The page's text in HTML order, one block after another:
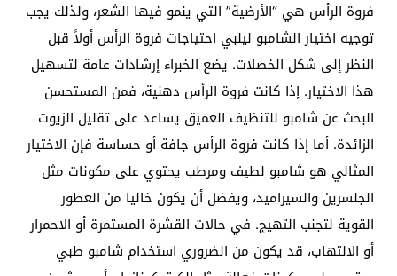
فروة الرأس هي “الأرضية” التي ينمو فيها الشعر، ولذلك يجب
توجيه اختيار الشامبو ليلبي احتياجات فروة الرأس أولاً قبل
النظر إلى شكل الخصلات. يضع الخبراء إرشادات عامة لتسهيل
هذا الاختيار. إذا كانت فروة الرأس دهنية، فمن المستحسن
البحث عن شامبو للتنظيف العميق يساعد على تقليل الزيوت
الزائدة. أما إذا كانت فروة الرأس جافة أو حساسة فإن الاختيار
المثالي هو شامبو لطيف ومرطب يحتوي على مكونات مثل
الجلسرين والسيراميد، ويفضل أن يكون خاليا من العطور
القوية لتجنب التهيج. في حالات القشرة المستمرة أو الاحمرار
أو الالتهاب، قد يكون من الضروري استخدام شامبو طبي